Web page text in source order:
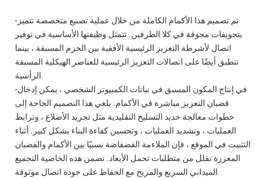
-تم تصميم هذا الأكمام الكاملة من خلال عملية تصنيع متخصصة تتميز
بتجويفات مجوفة في كلا الطرفين. تتمثل وظيفتها الأساسية في توفير
اتصال لأشرطة التعزيز الرئيسية الأفقية بين الحزم المسبقة ، بينما
تنطبق أيضًا على اتصالات التعزيز الرئيسية للعناصر الهيكلية المسبقة
الرأسية.
-في إنتاج المكون المسبق في نباتات الكمبيوتر الشخصي ، يمكن إدخال
قضبان التعزيز مباشرة في الأكمام. يلغي هذا التصميم الحاجة إلى
خطوات معالجة حديد التسليح التقليدية مثل تجريد الأضلاع ، وترابط
العمليات ، وتشديد العمليات ، وتحسين كفاءة البناء بشكل كبير. أثناء
التثبيت في الموقع ، فإن الملاءمة الفضفاضة نسبيًا بين الأكمام والقضبان
المعززة تقلل من متطلبات تحمل الأبعاد. تضمن هذه الخاصية التجميع
الميداني السريع والمريح مع الحفاظ على جودة اتصال موثوقة.